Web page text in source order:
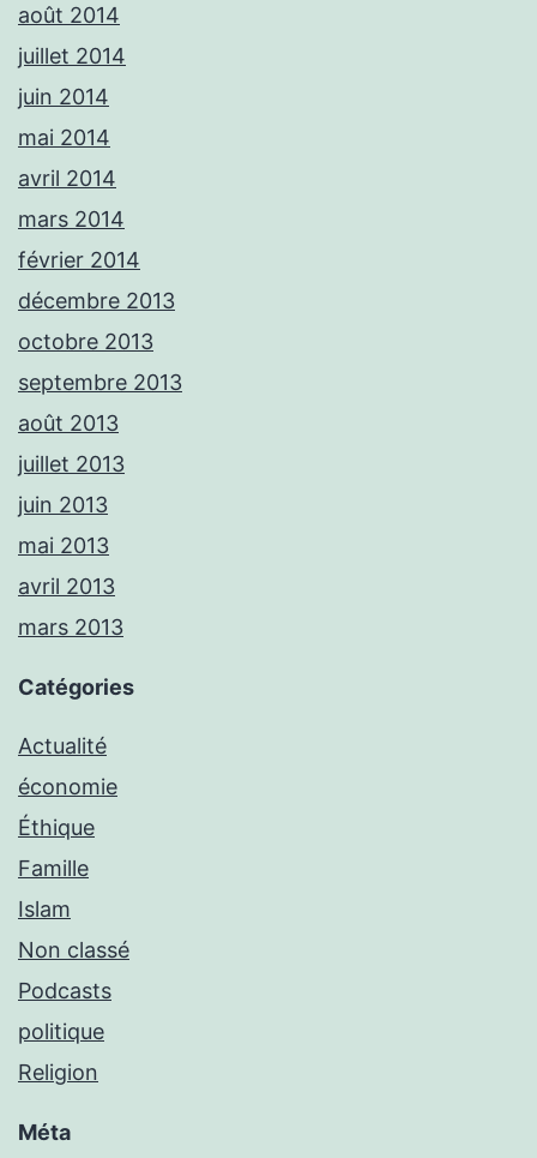
août 2014
juillet 2014
juin 2014
mai 2014
avril 2014
mars 2014
février 2014
décembre 2013
octobre 2013
septembre 2013
août 2013
juillet 2013
juin 2013
mai 2013
avril 2013
mars 2013
Catégories
Actualité
économie
Éthique
Famille
Islam
Non classé
Podcasts
politique
Religion
Méta